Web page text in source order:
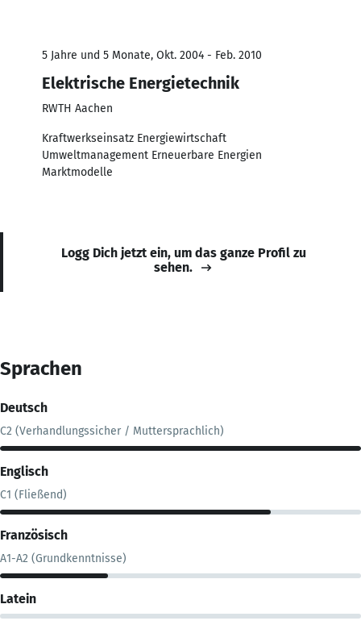
5 Jahre und 5 Monate, Okt. 2004 - Feb. 2010
Elektrische Energietechnik
RWTH Aachen
Kraftwerkseinsatz Energiewirtschaft
Umweltmanagement Erneuerbare Energien
Marktmodelle
Logg Dich jetzt ein, um das ganze Profil zu
sehen.
Sprachen
Deutsch
C2 (Verhandlungssicher / Muttersprachlich)
Englisch
C1 (Fließend)
Französisch
A1-A2 (Grundkenntnisse)
Latein